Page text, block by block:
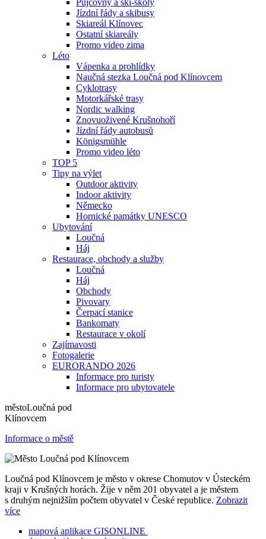
Půjčovny a ski-školy
Jízdní řády a skibusy
Skiareál Klínovec
Ostatní skiareály
Promo video zima
Léto
Vápenka a prohlídky
Naučná stezka Loučná pod Klínovcem
Cyklotrasy
Motorkářské trasy
Nordic walking
Znovuoživené Krušnohoří
Jízdní řády autobusů
Königsmühle
Promo video léto
TOP 5
Tipy na výlet
Outdoor aktivity
Indoor aktivity
Německo
Hornické památky UNESCO
Ubytování
Loučná
Háj
Restaurace, obchody a služby
Loučná
Háj
Obchody
Pivovary
Čerpací stanice
Bankomaty
Restaurace v okolí
Zajímavosti
Fotogalerie
EURORANDO 2026
Informace pro turisty
Informace pro ubytovatele
městoLoučná pod
Klínovcem
Informace o městě
Loučná pod Klínovcem je město v okrese Chomutov v Ústeckém
kraji v Krušných horách. Žije v něm 201 obyvatel a je městem
s druhým nejnižším počtem obyvatel v České republice. Zobrazit
více
mapová aplikace GISONLINE